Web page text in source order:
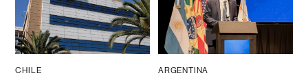
CHILE ARGENTINA